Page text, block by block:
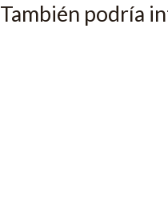
También podría